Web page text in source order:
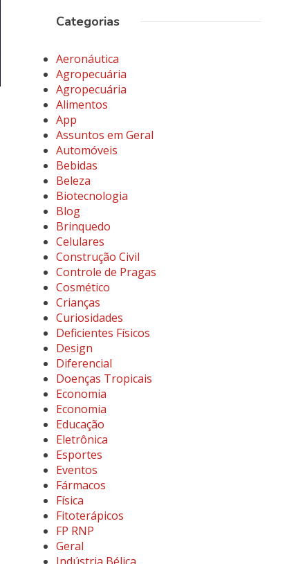
Categorias
Aeronáutica
Agropecuária
Agropecuária
Alimentos
App
Assuntos em Geral
Automóveis
Bebidas
Beleza
Biotecnologia
Blog
Brinquedo
Celulares
Construção Civil
Controle de Pragas
Cosmético
Crianças
Curiosidades
Deficientes Físicos
Design
Diferencial
Doenças Tropicais
Economia
Economia
Educação
Eletrônica
Esportes
Eventos
Fármacos
Física
Fitoterápicos
FP RNP
Geral